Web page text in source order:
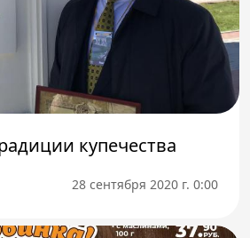
купечества
28 сентября 2020 г. 0:00